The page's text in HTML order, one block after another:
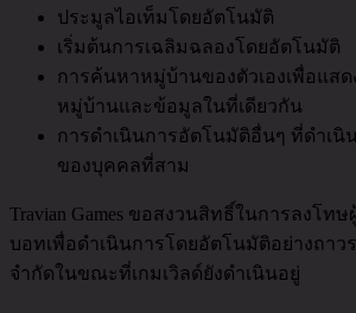
ประมูลไอเท็มโดยอัตโนมัติ
เริ่มต้นการเฉลิมฉลองโดยอัตโนมัติ
การค้นหาหมู่บ้านของตัวเองเพื่อแส
หมู่บ้านและข้อมูลในที่เดียวกัน
การดำเนินการอัตโนมัติอื่นๆ ที่ดำเนิ
ของบุคคลที่สาม
Travian Games ขอสงวนสิทธิ์ในการลงโท
บอทเพื่อดำเนินการโดยอัตโนมัติอย่างถาว
จำกัดในขณะที่เกมเวิลด์ยังดำเนินอยู่